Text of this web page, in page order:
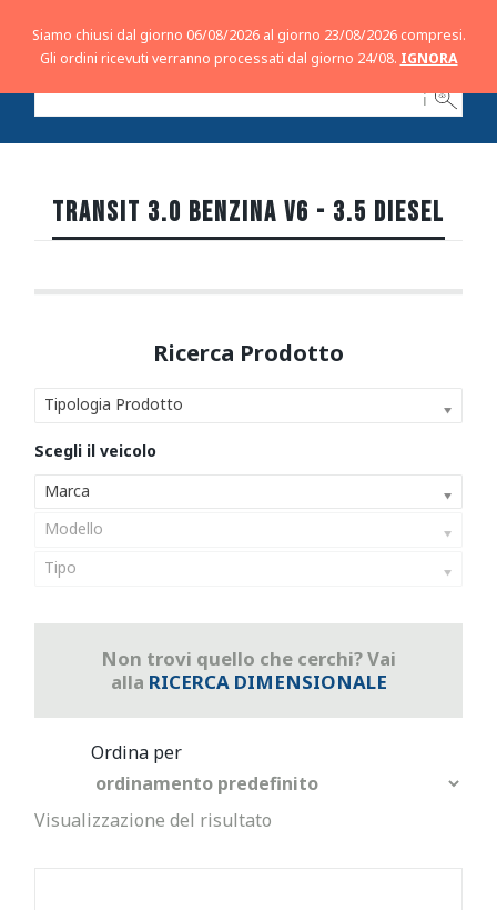
ℹ
TRANSIT 3.0 BENZINA V6 - 3.5 DIESEL
Tipologia Prodotto
Marca
Modello
Tipo
Non trovi quello che cerchi? Vai
alla RICERCA DIMENSIONALE
Visualizzazione del risultato
Siamo chiusi dal giorno 06/08/2026 al giorno 23/08/2026 compresi.
Gli ordini ricevuti verranno processati dal giorno 24/08. IGNORA